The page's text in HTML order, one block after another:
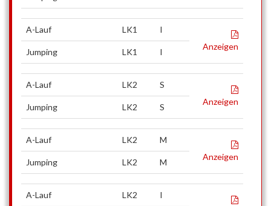
A-Lauf LK1
I
Anzeigen
Jumping LK1 I
A-Lauf LK2
S
Anzeigen
Jumping LK2 S
A-Lauf LK2
M
Anzeigen
Jumping LK2 M
A-Lauf LK2
I